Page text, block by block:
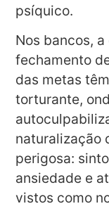
psíquico.
Nos bancos,
fechamento
das metas
torturante,
naturalização
perigosa:
ansiedade e
vistos como